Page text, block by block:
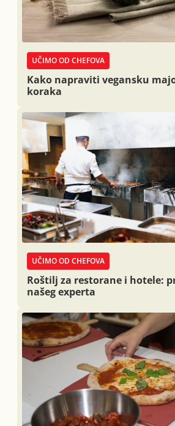
UČIMO OD CHEFOVA
Kako napraviti vegansku
koraka
UČIMO OD CHEFOVA
Roštilj za restorane i hotele:
našeg experta